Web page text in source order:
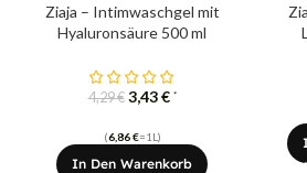
Ziaja – Intimwaschgel mit
Hyaluronsäure 500 ml
4,29€ 3,43€ *
(6,86€=1L)
In Den Warenkorb